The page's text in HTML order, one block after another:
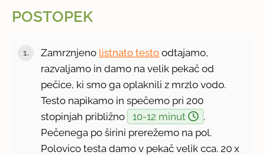
POSTOPEK
Zamrznjeno listnato testo odtajamo,
razvaljamo in damo na velik pekač od
pečice, ki smo ga oplaknili z mrzlo vodo.
Testo napikamo in spečemo pri 200
stopinjah približno
10-12 minut
.
Pečenega po širini prerežemo na pol.
Polovico testa damo v pekač velik cca. 20 x